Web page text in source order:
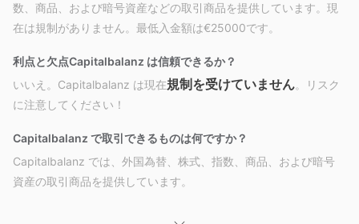
数、商品、および暗号資産などの取引商品を提供しています。現
在は規制がありません。最低入金額は€25000です。
利点と欠点Capitalbalanz は信頼できるか？
いいえ。Capitalbalanz は現在規制を受けていません。リスク
に注意してください！
Capitalbalanz で取引できるものは何ですか？
Capitalbalanz では、外国為替、株式、指数、商品、および暗号
資産の取引商品を提供しています。